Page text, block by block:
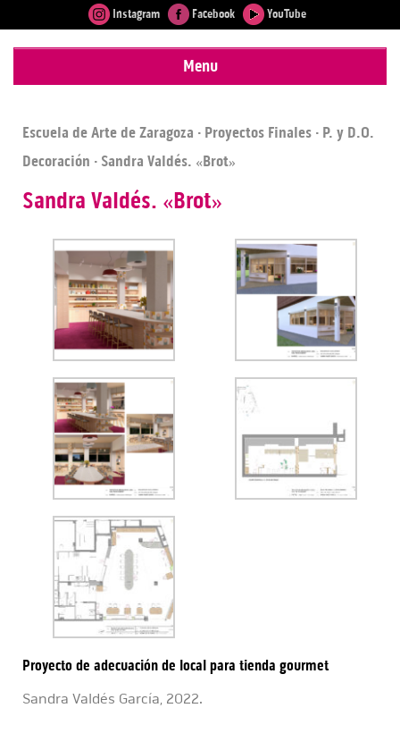
Instagram Facebook YouTube
Menu
Escuela de Arte de Zaragoza · Proyectos Finales · P. y D.O.
Decoración · Sandra Valdés. «Brot»
Sandra Valdés. «Brot»
Proyecto de adecuación de local para tienda gourmet
Sandra Valdés García, 2022.